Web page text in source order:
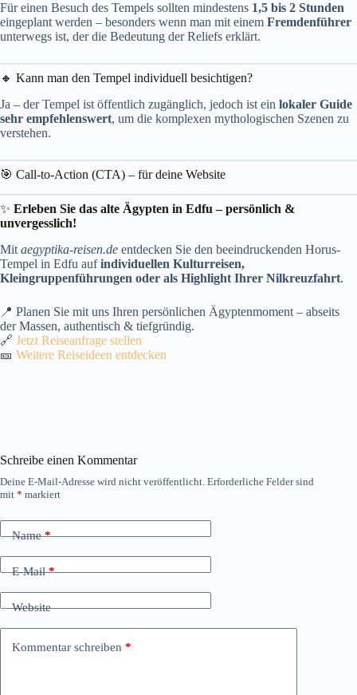
Für einen Besuch des Tempels sollten mindestens 1,5 bis 2 Stunden
eingeplant werden – besonders wenn man mit einem Fremdenführer
unterwegs ist, der die Bedeutung der Reliefs erklärt.
🔸 Kann man den Tempel individuell besichtigen?
Ja – der Tempel ist öffentlich zugänglich, jedoch ist ein lokaler Guide
sehr empfehlenswert, um die komplexen mythologischen Szenen zu
verstehen.
🎯 Call-to-Action (CTA) – für deine Website
✨ Erleben Sie das alte Ägypten in Edfu – persönlich &
unvergesslich!
Mit aegyptika-reisen.de entdecken Sie den beeindruckenden Horus-
Tempel in Edfu aufindividuellen Kulturreisen,
Kleingruppenführungen oder als Highlight Ihrer Nilkreuzfahrt.
📍 Planen Sie mit uns Ihren persönlichen Ägyptenmoment – abseits
der Massen, authentisch & tiefgründig.
🔗 Jetzt Reiseanfrage stellen
🎫 Weitere Reiseideen entdecken
Schreibe einen Kommentar
Deine E-Mail-Adresse wird nicht veröffentlicht. Erforderliche Felder sind
mit * markiert
Name*
E-Mail*
Website
Kommentar schreiben *